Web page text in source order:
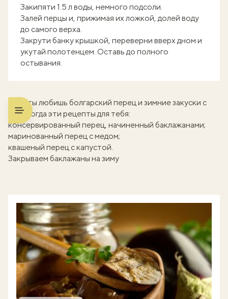
Закипяти 1.5 л воды, немного подсоли.
Залей перцы и, прижимая их ложкой, долей воду
до самого верха.
Закрути банку крышкой, переверни вверх дном и
укутай полотенцем. Оставь до полного
остывания.
Если ты любишь болгарский перец и зимние закуски с
ним, тогда эти рецепты для тебя:
консервированный перец, начиненный баклажанами;
маринованный перец с медом;
квашеный перец с капустой.
Закрываем баклажаны на зиму